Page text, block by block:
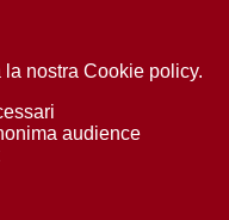
stampa
2097/2012 del 18 giugno
nostra Cookie policy.
audience